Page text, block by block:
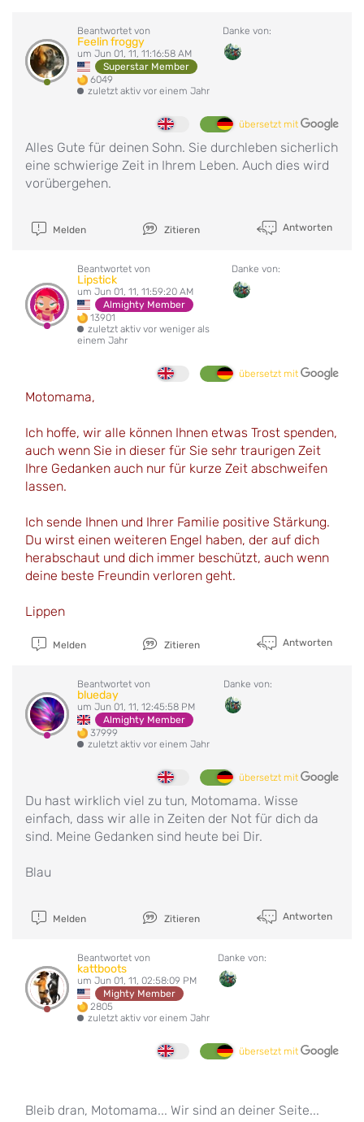
Beantwortet von
Feelin froggy
um Jun 01, 11, 11:16:58 AM
Superstar Member
6049
zuletzt aktiv vor einem Jahr
Danke von:
übersetzt mit
Alles Gute für deinen Sohn. Sie durchleben sicherlich
eine schwierige Zeit in Ihrem Leben. Auch dies wird
vorübergehen.
Melden Zitieren Antworten
Beantwortet von
Lipstick
um Jun 01, 11, 11:59:20 AM
Almighty Member
13901
zuletzt aktiv vor weniger als
einem Jahr
Danke von:
übersetzt mit
Motomama,
Ich hoffe, wir alle können Ihnen etwas Trost spenden,
auch wenn Sie in dieser für Sie sehr traurigen Zeit
Ihre Gedanken auch nur für kurze Zeit abschweifen
lassen.
Ich sende Ihnen und Ihrer Familie positive Stärkung.
Du wirst einen weiteren Engel haben, der auf dich
herabschaut und dich immer beschützt, auch wenn
deine beste Freundin verloren geht.
Lippen
Melden Zitieren Antworten
Beantwortet von
blueday
um Jun 01, 11, 12:45:58 PM
Almighty Member
37999
zuletzt aktiv vor einem Jahr
Danke von:
übersetzt mit
Du hast wirklich viel zu tun, Motomama. Wisse
einfach, dass wir alle in Zeiten der Not für dich da
sind. Meine Gedanken sind heute bei Dir.
Blau
Melden Zitieren Antworten
Beantwortet von
kattboots
um Jun 01, 11, 02:58:09 PM
Mighty Member
2805
zuletzt aktiv vor einem Jahr
Danke von:
übersetzt mit
Bleib dran, Motomama... Wir sind an deiner Seite...